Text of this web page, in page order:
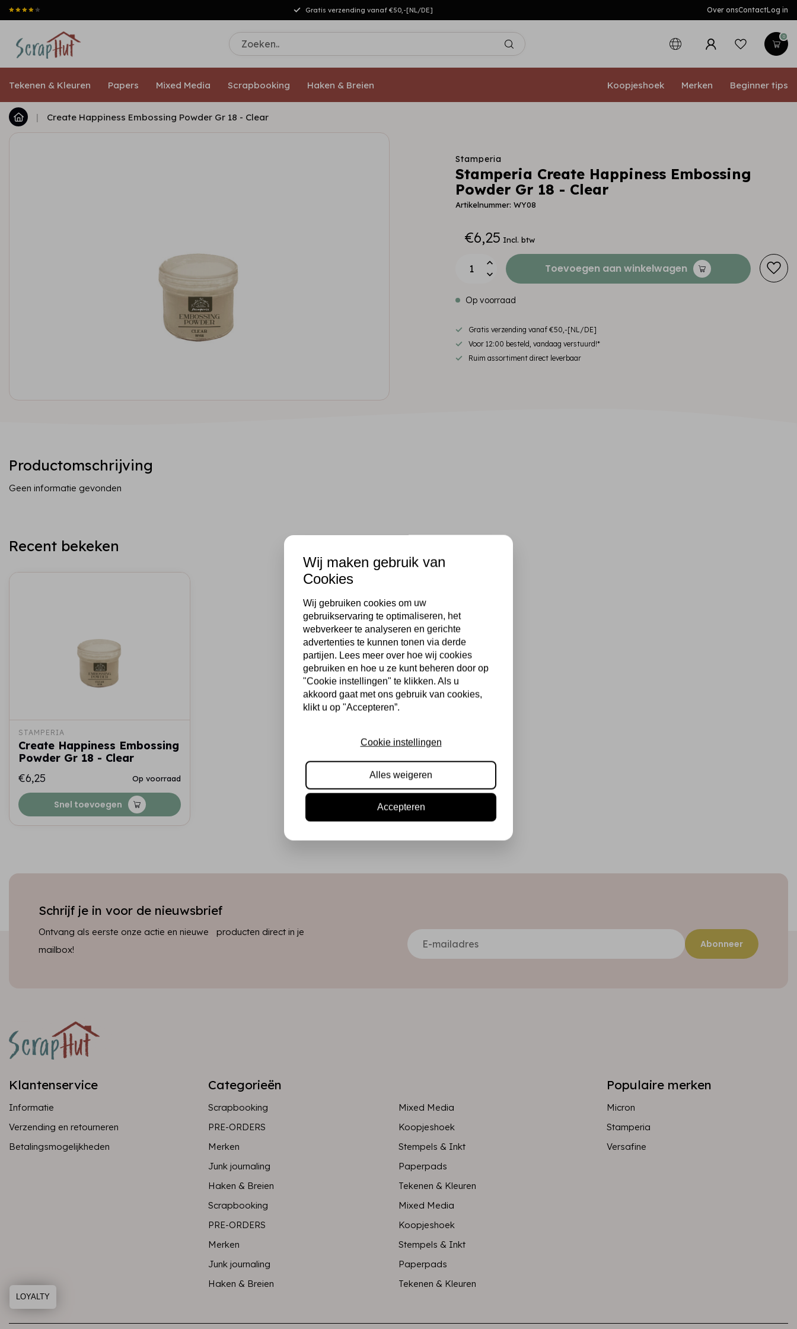
Gratis verzending vanaf €50,-[NL/DE] Over onsContactLog in
0
Tekenen & Kleuren Papers Mixed Media Scrapbooking Haken & Breien Koopjeshoek Merken Beginner tips
| Create Happiness Embossing Powder Gr 18 - Clear
Stamperia
Stamperia Create Happiness Embossing
Powder Gr 18 - Clear
Artikelnummer: WY08
€6,25 Incl. btw
Toevoegen aan winkelwagen
Op voorraad
Gratis verzending vanaf €50,-[NL/DE]
Voor 12:00 besteld, vandaag verstuurd!*
Ruim assortiment direct leverbaar
Productomschrijving
Geen informatie gevonden
Recent bekeken
STAMPERIA
Create Happiness Embossing
Powder Gr 18 - Clear
€6,25
Op voorraad
Snel toevoegen
Schrijf je in voor de nieuwsbrief
Ontvang als eerste onze actie en nieuwe producten direct in je
mailbox!
Abonneer
Klantenservice
Informatie
Verzending en retourneren
Betalingsmogelijkheden
Categorieën
Scrapbooking
Mixed Media
PRE-ORDERS
Koopjeshoek
Merken
Stempels & Inkt
Junk journaling
Paperpads
Haken & Breien
Tekenen & Kleuren
Scrapbooking
Mixed Media
PRE-ORDERS
Koopjeshoek
Merken
Stempels & Inkt
Junk journaling
Paperpads
Haken & Breien
Tekenen & Kleuren
Populaire merken
Micron
Stamperia
Versafine
Wij maken gebruik van
Cookies
Wij gebruiken cookies om uw
gebruikservaring te optimaliseren, het
webverkeer te analyseren en gerichte
advertenties te kunnen tonen via derde
partijen. Lees meer over hoe wij cookies
gebruiken en hoe u ze kunt beheren door op
"Cookie instellingen" te klikken. Als u
akkoord gaat met ons gebruik van cookies,
klikt u op "Accepteren”.
Cookie instellingen
Alles weigeren
Accepteren
LOYALTY